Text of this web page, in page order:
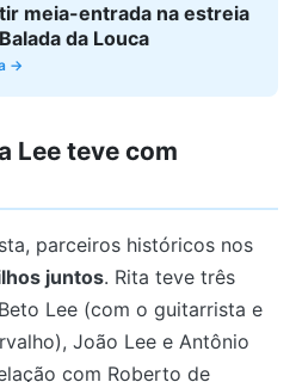
meia-entrada na estreia
da Louca
→
Lee teve com
parceiros históricos nos
juntos. Rita teve três
Lee (com o guitarrista e
João Lee e Antônio
com Roberto de